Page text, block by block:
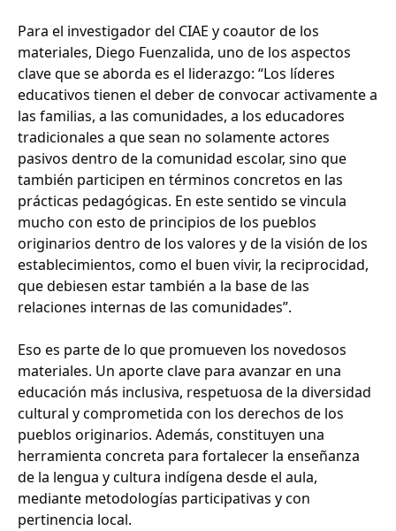
Para el investigador del CIAE y coautor de los
materiales, Diego Fuenzalida, uno de los aspectos
clave que se aborda es el liderazgo: “Los líderes
educativos tienen el deber de convocar activamente a
las familias, a las comunidades, a los educadores
tradicionales a que sean no solamente actores
pasivos dentro de la comunidad escolar, sino que
también participen en términos concretos en las
prácticas pedagógicas. En este sentido se vincula
mucho con esto de principios de los pueblos
originarios dentro de los valores y de la visión de los
establecimientos, como el buen vivir, la reciprocidad,
que debiesen estar también a la base de las
relaciones internas de las comunidades”.
Eso es parte de lo que promueven los novedosos
materiales. Un aporte clave para avanzar en una
educación más inclusiva, respetuosa de la diversidad
cultural y comprometida con los derechos de los
pueblos originarios. Además, constituyen una
herramienta concreta para fortalecer la enseñanza
de la lengua y cultura indígena desde el aula,
mediante metodologías participativas y con
pertinencia local.